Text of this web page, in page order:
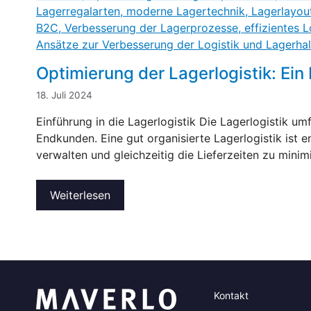
Optimierung der Lagerlogistik:
18. Juli 2024
Einführung in die Lagerlogistik Die Lagerlogistik
Endkunden. Eine gut organisierte Lagerlogistik ist
verwalten und gleichzeitig die Lieferzeiten zu
Weiterlesen
Kontakt